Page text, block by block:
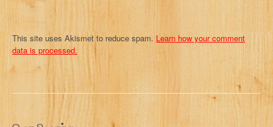
This site uses Akismet to reduce spam. Learn how your comment
data is processed.